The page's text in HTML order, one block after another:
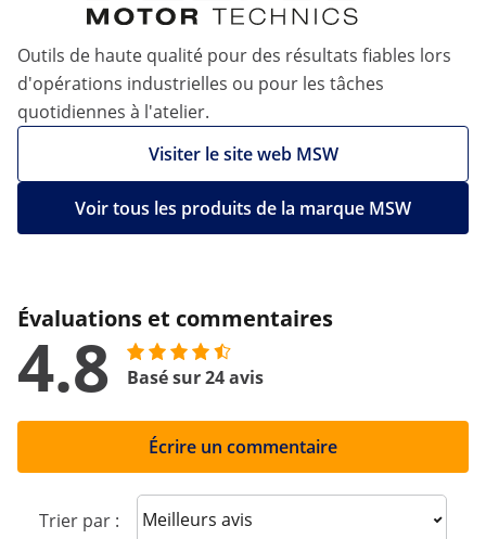
Outils de haute qualité pour des résultats fiables lors
d'opérations industrielles ou pour les tâches
quotidiennes à l'atelier.
Visiter le site web MSW
Voir tous les produits de la marque MSW
Évaluations et commentaires
4.8 Basé sur 24 avis
Écrire un commentaire
Trier par : Sort reviews